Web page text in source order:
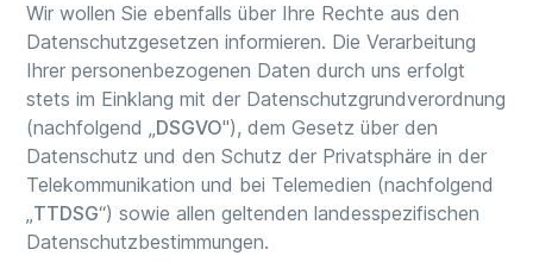
Wir wollen Sie ebenfalls über Ihre Rechte aus den
Datenschutzgesetzen informieren. Die Verarbeitung
Ihrer personenbezogenen Daten durch uns erfolgt
stets im Einklang mit der Datenschutzgrundverordnung
(nachfolgend „DSGVO"), dem Gesetz über den
Datenschutz und den Schutz der Privatsphäre in der
Telekommunikation und bei Telemedien (nachfolgend
„TTDSG“) sowie allen geltenden landesspezifischen
Datenschutzbestimmungen.